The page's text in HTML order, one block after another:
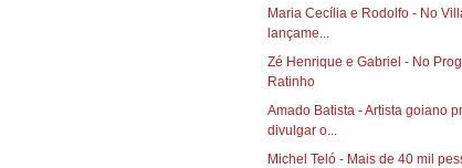
Maria Cecília e Rodolfo - No
lançame...
Zé Henrique e Gabriel - No
Ratinho
Amado Batista - Artista goiano
divulgar o...
Michel Teló - Mais de 40 mil